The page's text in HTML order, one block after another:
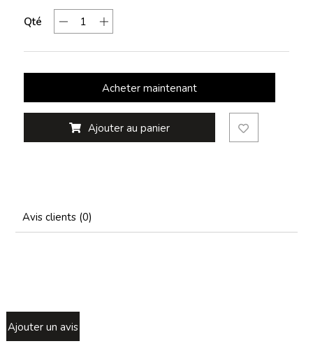
Qté
Acheter maintenant
Ajouter au panier
Avis clients (0)
Ajouter un avis